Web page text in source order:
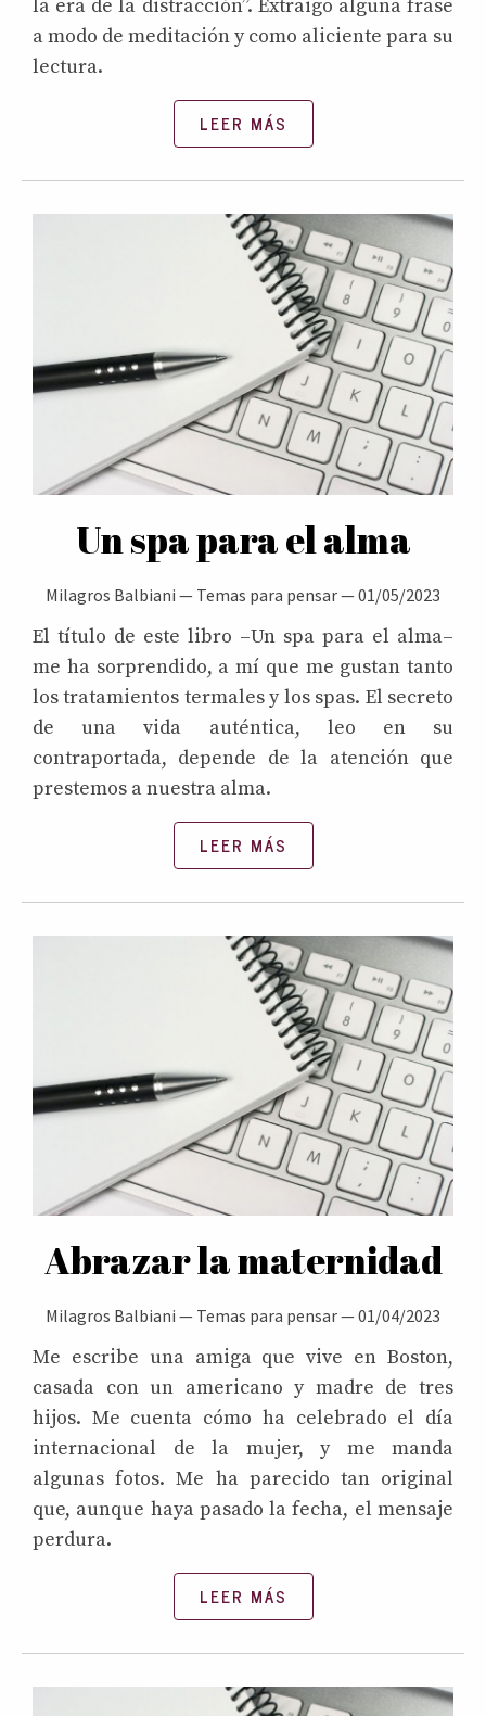
la era de la distracción”. Extraigo alguna frase
a modo de meditación y como aliciente para su
lectura.
LEER MÁS
Un spa para el alma
Milagros Balbiani — Temas para pensar—01/05/2023
El título de este libro –Un spa para el alma–
me ha sorprendido, a mí que me gustan tanto
los tratamientos termales y los spas. El secreto
de una vida auténtica, leo en su
contraportada, depende de la atención que
prestemos a nuestra alma.
LEER MÁS
Abrazar la maternidad
Milagros Balbiani — Temas para pensar—01/04/2023
Me escribe una amiga que vive en Boston,
casada con un americano y madre de tres
hijos. Me cuenta cómo ha celebrado el día
internacional de la mujer, y me manda
algunas fotos. Me ha parecido tan original
que, aunque haya pasado la fecha, el mensaje
perdura.
LEER MÁS